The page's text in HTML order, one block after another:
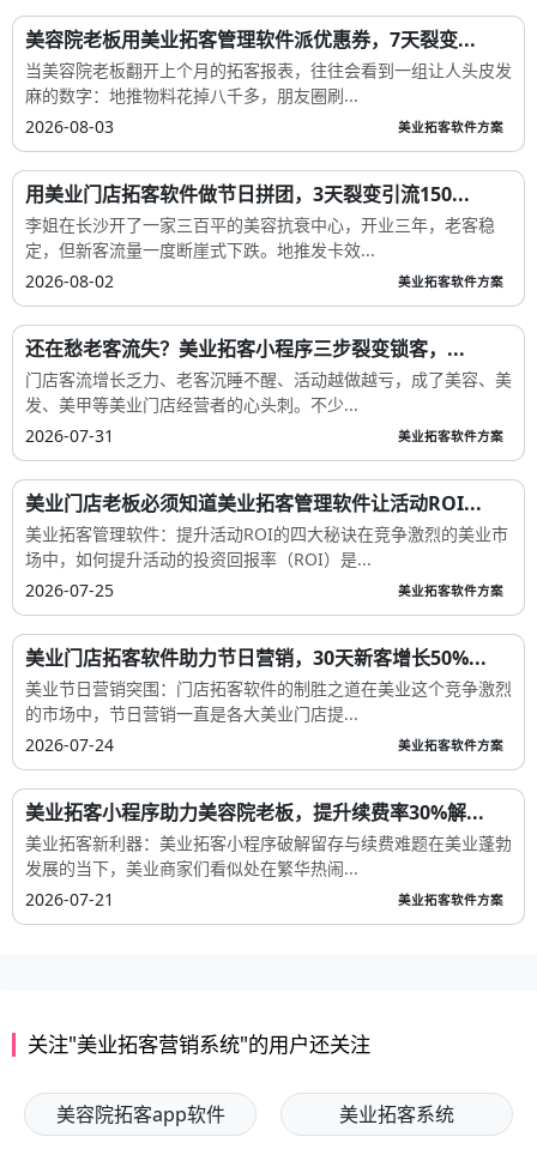
美容院老板用美业拓客管理软件派优惠券，7天裂变...
当美容院老板翻开上个月的拓客报表，往往会看到一组让人头皮发
麻的数字：地推物料花掉八千多，朋友圈刷...
2026-08-03
美业拓客软件方案
用美业门店拓客软件做节日拼团，3天裂变引流150...
李姐在长沙开了一家三百平的美容抗衰中心，开业三年，老客稳
定，但新客流量一度断崖式下跌。地推发卡效...
2026-08-02
美业拓客软件方案
还在愁老客流失？美业拓客小程序三步裂变锁客，...
门店客流增长乏力、老客沉睡不醒、活动越做越亏，成了美容、美
发、美甲等美业门店经营者的心头刺。不少...
2026-07-31
美业拓客软件方案
美业门店老板必须知道美业拓客管理软件让活动ROI...
美业拓客管理软件：提升活动ROI的四大秘诀在竞争激烈的美业市
场中，如何提升活动的投资回报率（ROI）是...
2026-07-25
美业拓客软件方案
美业门店拓客软件助力节日营销，30天新客增长50%...
美业节日营销突围：门店拓客软件的制胜之道在美业这个竞争激烈
的市场中，节日营销一直是各大美业门店提...
2026-07-24
美业拓客软件方案
美业拓客小程序助力美容院老板，提升续费率30%解...
美业拓客新利器：美业拓客小程序破解留存与续费难题在美业蓬勃
发展的当下，美业商家们看似处在繁华热闹...
2026-07-21
美业拓客软件方案
关注"美业拓客营销系统"的用户还关注
美容院拓客app软件 美业拓客系统